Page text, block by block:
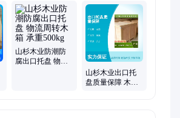
、加固木箱、塑料托盘、实木木箱、出口木
托盘、运输木箱、仓储货架、实木卡板、定
、环保胶水、加密板材、机械包装、加厚板
包装
山杉木业防潮防
腐出口托盘 物流
山杉木业出口托
盘质量保障 木箱